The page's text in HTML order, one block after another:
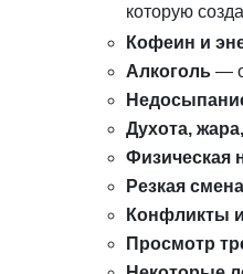
которую
Кофеин и
Алкоголь —
Духота,
Физическая
Резкая
Конфликты
Просмотр